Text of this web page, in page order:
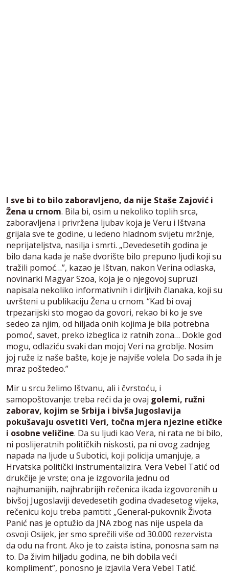
I sve bi to bilo zaboravljeno, da nije Staše Zajović i
Žena u crnom. Bila bi, osim u nekoliko toplih srca,
zaboravljena i privržena ljubav koja je Veru i Ištvana
grijala sve te godine, u ledeno hladnom svijetu mržnje,
neprijateljstva, nasilja i smrti. „Devedesetih godina je
bilo dana kada je naše dvorište bilo prepuno ljudi koji su
tražili pomoć…”, kazao je Ištvan, nakon Verina odlaska,
novinarki Magyar Szoa, koja je o njegovoj supruzi
napisala nekoliko informativnih i dirljivih članaka, koji su
uvršteni u publikaciju Žena u crnom. “Kad bi ovaj
trpezarijski sto mogao da govori, rekao bi ko je sve
sedeo za njim, od hiljada onih kojima je bila potrebna
pomoć, savet, preko izbeglica iz ratnih zona… Dokle god
mogu, odlaziću svaki dan mojoj Veri na groblje. Nosim
joj ruže iz naše bašte, koje je najviše volela. Do sada ih je
mraz poštedeo.”
Mir u srcu želimo Ištvanu, ali i čvrstoću, i
samopoštovanje: treba reći da je ovaj golemi, ružni
zaborav, kojim se Srbija i bivša Jugoslavija
pokušavaju osvetiti Veri, točna mjera njezine etičke
i osobne veličine. Da su ljudi kao Vera, ni rata ne bi bilo,
ni poslijeratnih političkih niskosti, pa ni ovog zadnjeg
napada na ljude u Subotici, koji policija umanjuje, a
Hrvatska politički instrumentalizira. Vera Vebel Tatić od
drukčije je vrste; ona je izgovorila jednu od
najhumanijih, najhrabrijih rečenica ikada izgovorenih u
bivšoj Jugoslaviji devedesetih godina dvadesetog vijeka,
rečenicu koju treba pamtiti: „General-pukovnik Života
Panić nas je optužio da JNA zbog nas nije uspela da
osvoji Osijek, jer smo sprečili više od 30.000 rezervista
da odu na front. Ako je to zaista istina, ponosna sam na
to. Da živim hiljadu godina, ne bih dobila veći
kompliment”, ponosno je izjavila Vera Vebel Tatić.